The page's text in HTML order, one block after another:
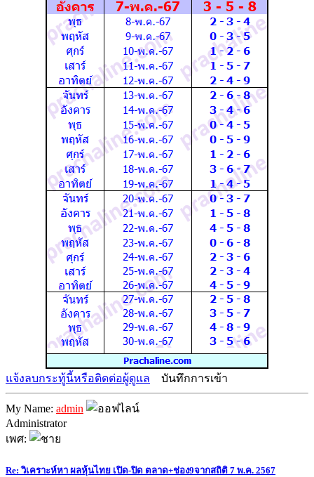
แจ้งลบกระทู้นี้หรือติดต่อผู้ดูแล บันทึกการเข้า
My Name: admin
Administrator
เพศ:
Re: วิเคราะห์หา ผลหุ้นไทย เปิด-ปิด ตลาด+ช่อง9จากสถิติ 7 พ.ค. 2567